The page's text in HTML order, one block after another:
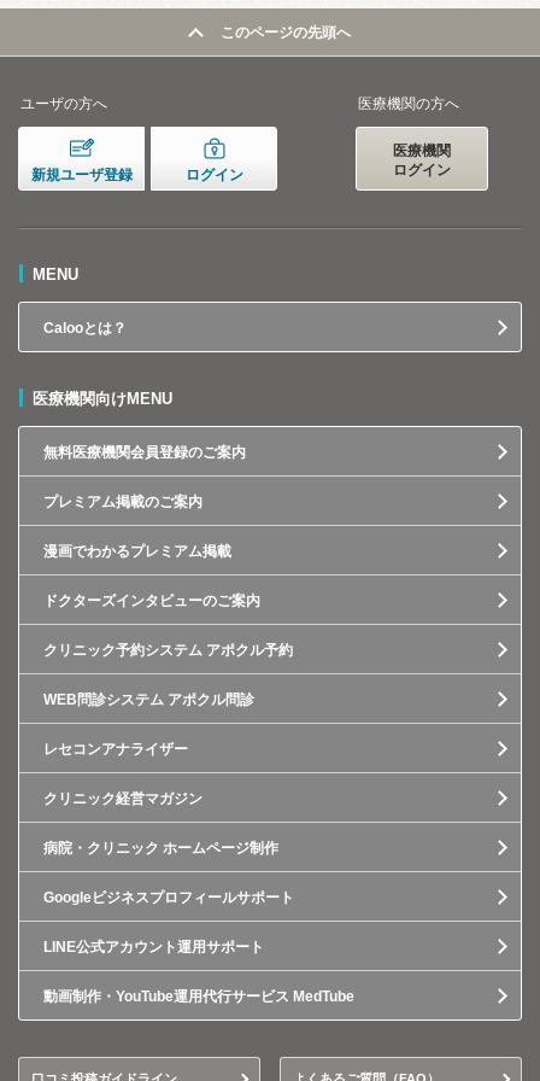
このページの先頭へ
ユーザの方へ
新規ユーザ登録 ログイン
医療機関の方へ
医療機関
ログイン
MENU
Calooとは？
医療機関向けMENU
無料医療機関会員登録のご案内
プレミアム掲載のご案内
漫画でわかるプレミアム掲載
ドクターズインタビューのご案内
クリニック予約システム アポクル予約
WEB問診システム アポクル問診
レセコンアナライザー
クリニック経営マガジン
病院・クリニック ホームページ制作
Googleビジネスプロフィールサポート
LINE公式アカウント運用サポート
動画制作・YouTube運用代行サービス MedTube